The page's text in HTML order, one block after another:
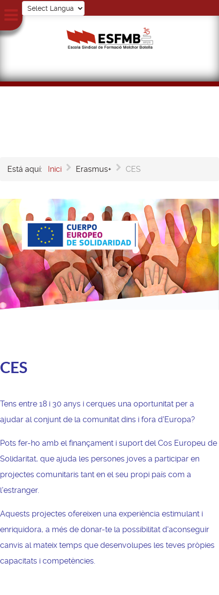
Está aquí: Inici Erasmus+ CES
CES
Tens entre 18 i 30 anys i cerques una oportunitat per a
ajudar al conjunt de la comunitat dins i fora d'Europa?
Pots fer-ho amb el finançament i suport del Cos Europeu de
Solidaritat, que ajuda les persones joves a participar en
projectes comunitaris tant en el seu propi país com a
l'estranger.
Aquests projectes ofereixen una experiència estimulant i
enriquidora, a més de donar-te la possibilitat d'aconseguir
canvis al mateix temps que desenvolupes les teves pròpies
capacitats i competències.